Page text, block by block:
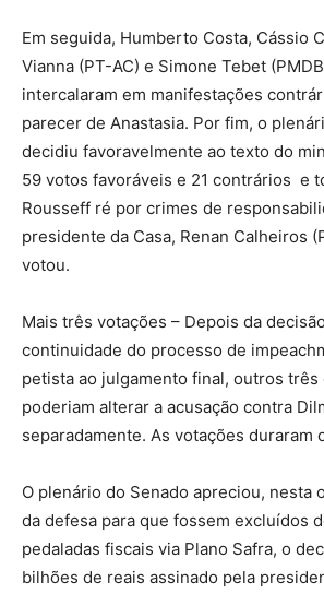
Em seguida, Humberto Costa, Cássio
Vianna (PT-AC) e Simone Tebet
intercalaram em manifestações
parecer de Anastasia. Por fim, o
decidiu favoravelmente ao texto do
59 votos favoráveis e 21 contrários e
Rousseff ré por crimes de
presidente da Casa, Renan Calheiros
votou.
Mais três votações – Depois da
continuidade do processo de
petista ao julgamento final, outros três
poderiam alterar a acusação contra
separadamente. As votações duraram
O plenário do Senado apreciou, nesta
da defesa para que fossem excluídos
pedaladas fiscais via Plano Safra, o
bilhões de reais assinado pela